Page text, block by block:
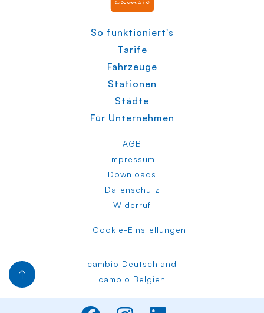
So funktioniert's
Tarife
Fahrzeuge
Stationen
Städte
Für Unternehmen
AGB
Impressum
Downloads
Datenschutz
Widerruf
Cookie-Einstellungen
cambio Deutschland
cambio Belgien